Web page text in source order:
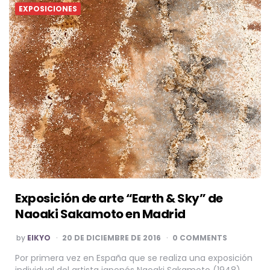
EXPOSICIONES
Exposición de arte “Earth & Sky” de
Naoaki Sakamoto en Madrid
POSTED
BY
by EIKYO 20 DE DICIEMBRE DE 2016 0 COMMENTS
Por primera vez en España que se realiza una exposición